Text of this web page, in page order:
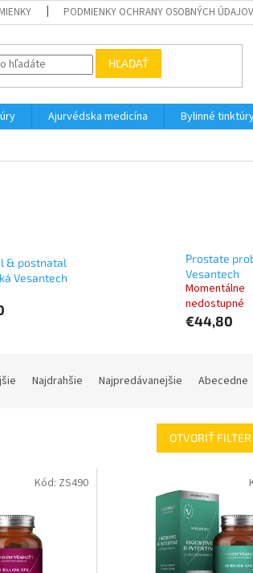
PODMIENKY OCHRANY OSOBNÝCH ÚDAJOV
HĽADAŤ
Ajurvédska medicína Bylinné
& postnatal
Vesantech
Prostate
Vesantech
Momentálne
nedostupné
€44,80
Najdrahšie Najpredávanejšie Abecedne
OTVORIŤ FILTER
Kód: ZS490